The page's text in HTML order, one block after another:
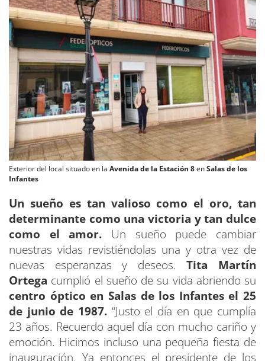
Exterior del local situado en la Avenida de la Estación 8enSalas de los
Infantes
Un sueño es tan valioso como el oro, tan
determinante como una victoria y tan dulce
como el amor. Un sueño puede cambiar
nuestras vidas revistiéndolas una y otra vez de
nuevas esperanzas y deseos.Tita Martín
Ortega cumplió el sueño de su vida abriendo su
centro óptico en Salas de los Infantes el 25
de junio de 1987. “Justo el día en que cumplía
23 años. Recuerdo aquel día con mucho cariño y
emoción. Hicimos incluso una pequeña fiesta de
inauguración. Ya entonces el presidente de los